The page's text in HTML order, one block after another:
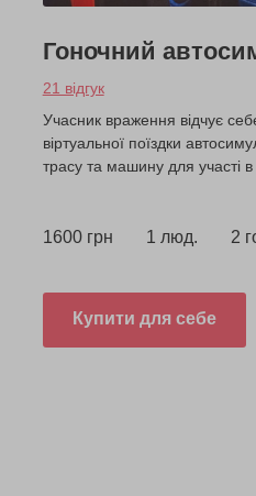
Гоночний
21 відгук
Учасник враження відчує
віртуальної поїздки
трасу та машину для участі
1600 грн 1 люд. 2
Купити для себе